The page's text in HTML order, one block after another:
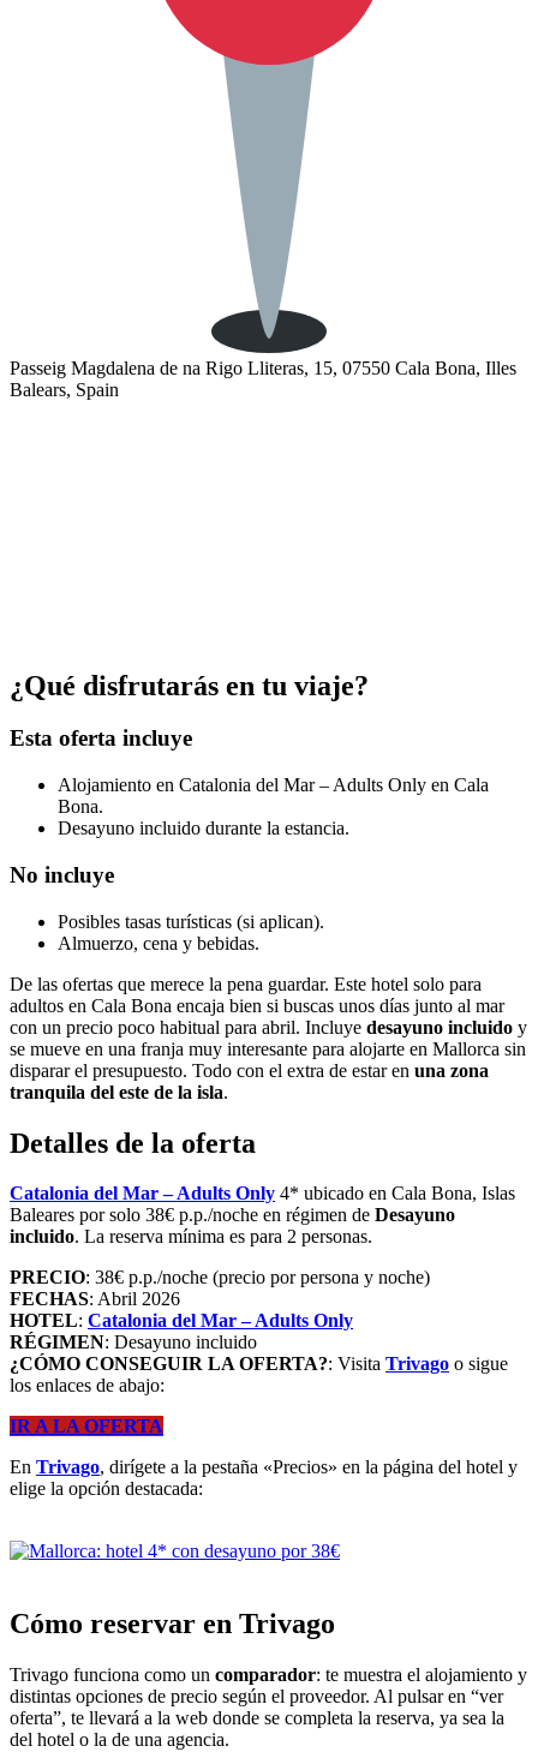
Passeig Magdalena de na Rigo Lliteras, 15, 07550 Cala Bona, Illes
Balears, Spain
¿Qué disfrutarás en tu viaje?
Esta oferta incluye
Alojamiento en Catalonia del Mar – Adults Only en Cala
Bona.
Desayuno incluido durante la estancia.
No incluye
Posibles tasas turísticas (si aplican).
Almuerzo, cena y bebidas.
De las ofertas que merece la pena guardar. Este hotel solo para
adultos en Cala Bona encaja bien si buscas unos días junto al mar
con un precio poco habitual para abril. Incluye desayuno incluido y
se mueve en una franja muy interesante para alojarte en Mallorca sin
disparar el presupuesto. Todo con el extra de estar en una zona
tranquila del este de la isla.
Detalles de la oferta
Catalonia del Mar – Adults Only 4* ubicado en Cala Bona, Islas
Baleares por solo 38€ p.p./noche en régimen de Desayuno
incluido. La reserva mínima es para 2 personas.
PRECIO: 38€ p.p./noche (precio por persona y noche)
FECHAS: Abril 2026
HOTEL: Catalonia del Mar – Adults Only
RÉGIMEN: Desayuno incluido
¿CÓMO CONSEGUIR LA OFERTA?: Visita Trivago o sigue
los enlaces de abajo:
IR A LA OFERTA
En Trivago, dirígete a la pestaña «Precios» en la página del hotel y
elige la opción destacada:
Cómo reservar en Trivago
Trivago funciona como un comparador: te muestra el alojamiento y
distintas opciones de precio según el proveedor. Al pulsar en “ver
oferta”, te llevará a la web donde se completa la reserva, ya sea la
del hotel o la de una agencia.